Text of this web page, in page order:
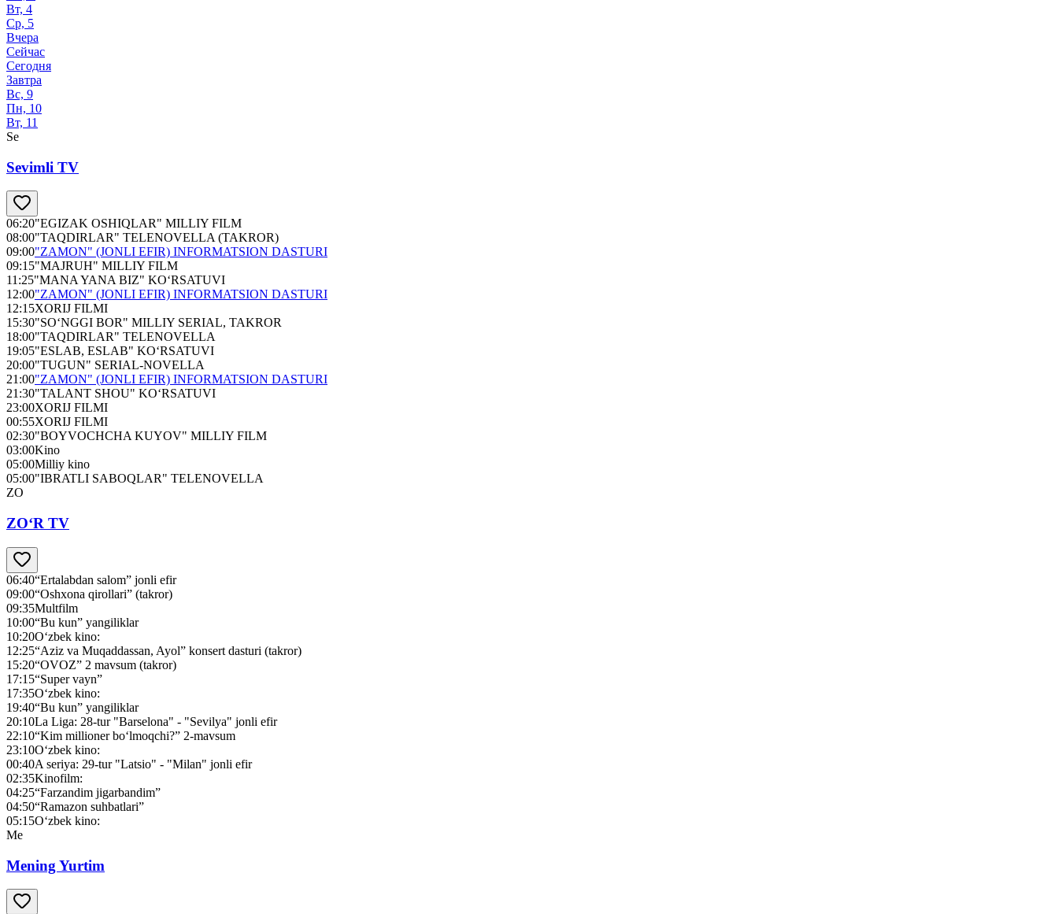
Вт, 4
Ср, 5
Вчера
Сейчас
Сегодня
Завтра
Вс, 9
Пн, 10
Вт, 11
Se
Sevimli TV
06:20"EGIZAK OSHIQLAR" MILLIY FILM
08:00"TAQDIRLAR" TELENOVELLA (TAKROR)
09:00"ZAMON" (JONLI EFIR) INFORMATSION DASTURI
09:15"MAJRUH" MILLIY FILM
11:25"MANA YANA BIZ" KO‘RSATUVI
12:00"ZAMON" (JONLI EFIR) INFORMATSION DASTURI
12:15XORIJ FILMI
15:30"SO‘NGGI BOR" MILLIY SERIAL, TAKROR
18:00"TAQDIRLAR" TELENOVELLA
19:05"ESLAB, ESLAB" KO‘RSATUVI
20:00"TUGUN" SERIAL-NOVELLA
21:00"ZAMON" (JONLI EFIR) INFORMATSION DASTURI
21:30"TALANT SHOU" KO‘RSATUVI
23:00XORIJ FILMI
00:55XORIJ FILMI
02:30"BOYVOCHCHA KUYOV" MILLIY FILM
03:00Kino
05:00Milliy kino
05:00"IBRATLI SABOQLAR" TELENOVELLA
ZO
ZO‘R TV
06:40“Ertalabdan salom” jonli efir
09:00“Oshxona qirollari” (takror)
09:35Multfilm
10:00“Bu kun” yangiliklar
10:20O‘zbek kino:
12:25“Aziz va Muqaddassan, Ayol” konsert dasturi (takror)
15:20“OVOZ” 2 mavsum (takror)
17:15“Super vayn”
17:35O‘zbek kino:
19:40“Bu kun” yangiliklar
20:10La Liga: 28-tur "Barselona" - "Sevilya" jonli efir
22:10“Kim millioner bo‘lmoqchi?” 2-mavsum
23:10O‘zbek kino:
00:40A seriya: 29-tur "Latsio" - "Milan" jonli efir
02:35Kinofilm:
04:25“Farzandim jigarbandim”
04:50“Ramazon suhbatlari”
05:15O‘zbek kino:
Me
Mening Yurtim